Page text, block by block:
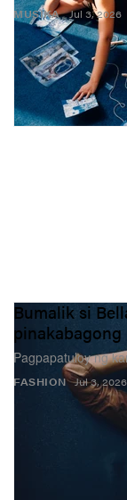
MUSIKA Jul 3, 2026
FASHION
Bumalik si
Pagpapatuloy ng
Jul 3, 2026